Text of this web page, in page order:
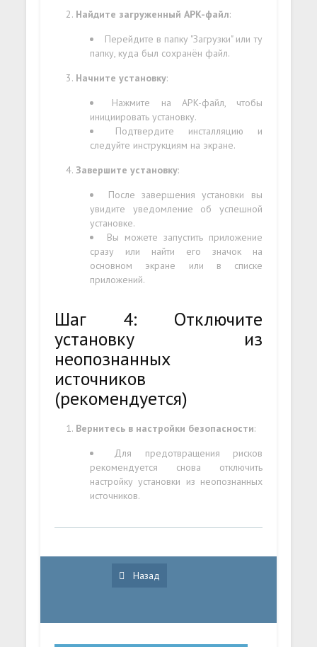
Найдите загруженный APK-файл:
Перейдите в папку "Загрузки" или ту
папку, куда был сохранён файл.
Начните установку:
Нажмите на APK-файл, чтобы
инициировать установку.
Подтвердите инсталляцию и
следуйте инструкциям на экране.
Завершите установку:
После завершения установки вы
увидите уведомление об успешной
установке.
Вы можете запустить приложение
сразу или найти его значок на
основном экране или в списке
приложений.
Шаг 4: Отключите
установку из
неопознанных
источников
(рекомендуется)
Вернитесь в настройки безопасности:
Для предотвращения рисков
рекомендуется снова отключить
настройку установки из неопознанных
источников.
Назад